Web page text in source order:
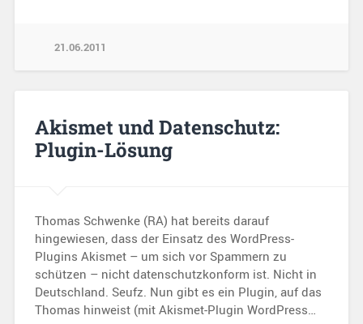
21.06.2011
Akismet und Datenschutz:
Plugin-Lösung
Thomas Schwenke (RA) hat bereits darauf
hingewiesen, dass der Einsatz des WordPress-
Plugins Akismet – um sich vor Spammern zu
schützen – nicht datenschutzkonform ist. Nicht in
Deutschland. Seufz. Nun gibt es ein Plugin, auf das
Thomas hinweist (mit Akismet-Plugin WordPress…